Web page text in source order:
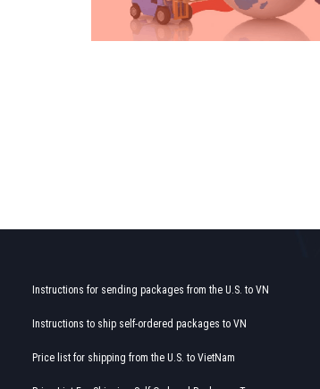
Instructions for sending packages from the U.S. to VN
Instructions to ship self-ordered packages to VN
Price list for shipping from the U.S. to VietNam